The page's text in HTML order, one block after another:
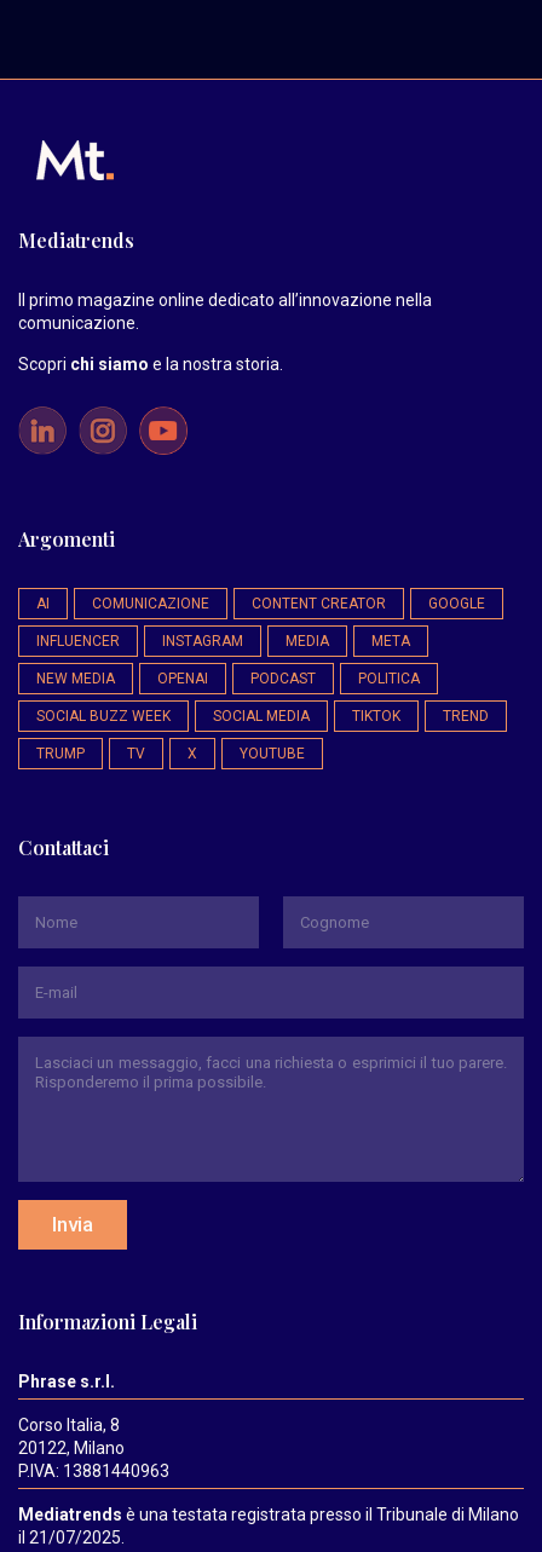
Mediatrends
Il primo magazine online dedicato all’innovazione nella
comunicazione.
Scopri chi siamo e la nostra storia
Argomenti
AI COMUNICAZIONE CONTENT CREATOR GOOGLE
INFLUENCER INSTAGRAM MEDIA META
NEW MEDIA OPENAI PODCAST POLITICA
SOCIAL BUZZ WEEK SOCIAL MEDIA TIKTOK TREND
TRUMP TV X YOUTUBE
Contattaci
Invia
Informazioni Legali
Phrase s.r.l.
Corso Italia, 8
20122, Milano
P.IVA: 13881440963
Mediatrends è una testata registrata presso il Tribunale di Milano
il 21/07/2025.